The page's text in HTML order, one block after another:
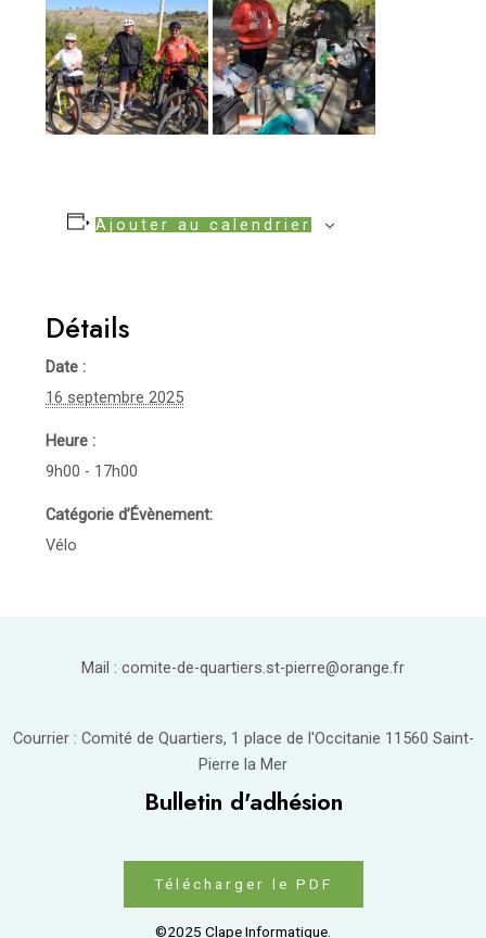
Ajouter au calendrier
Détails
Date :
16 septembre 2025
Heure :
9h00 - 17h00
Catégorie d’Évènement:
Vélo
Mail : comite-de-quartiers.st-pierre@orange.fr
Courrier : Comité de Quartiers, 1 place de l'Occitanie 11560 Saint-
Pierre la Mer
Bulletin d'adhésion
Télécharger le PDF
©2025 Clape Informatique.